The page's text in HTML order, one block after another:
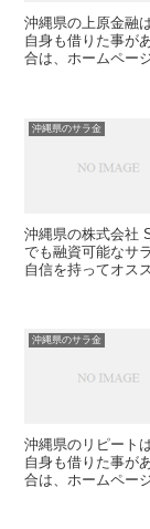
沖縄県の上原金融
自身も借りた事が
合は、ホームペー
沖縄県のサラ金
沖縄県の株式会社
でも融資可能なサ
自信を持ってオス
沖縄県のサラ金
沖縄県のリピート
自身も借りた事が
合は、ホームペー